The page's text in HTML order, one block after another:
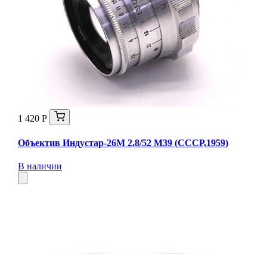
1 420 Р
Объектив Индустар-26М 2,8/52 М39 (СССР,1959)
В наличии